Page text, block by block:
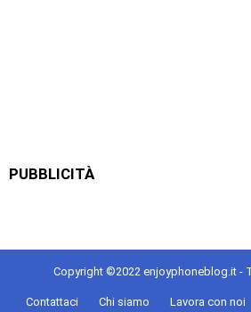
PUBBLICITÀ
Copyright ©2022 enjoyphoneblog.it -
Contattaci Chi siamo Lavora con noi